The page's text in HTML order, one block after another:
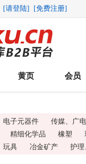
[请登陆] [免费注册]
黄页 会员
电子元器件 传媒、广电
精细化学品 橡塑
玩具 冶金矿产 护理